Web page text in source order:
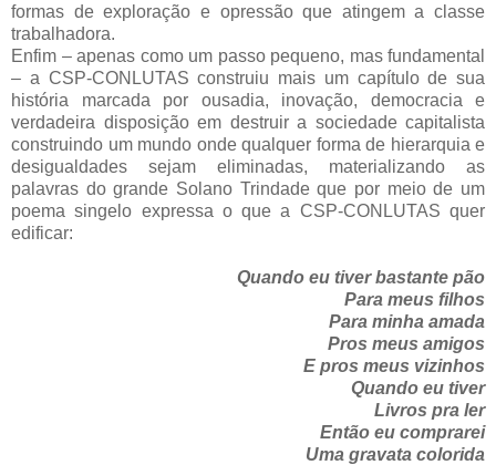
formas de exploração e opressão que atingem a classe
trabalhadora.
Enfim – apenas como um passo pequeno, mas fundamental
– a CSP-CONLUTAS construiu mais um capítulo de sua
história marcada por ousadia, inovação, democracia e
verdadeira disposição em destruir a sociedade capitalista
construindo um mundo onde qualquer forma de hierarquia e
desigualdades sejam eliminadas, materializando as
palavras do grande Solano Trindade que por meio de um
poema singelo expressa o que a CSP-CONLUTAS quer
edificar:
Quando eu tiver bastante pão
Para meus filhos
Para minha amada
Pros meus amigos
E pros meus vizinhos
Quando eu tiver
Livros pra ler
Então eu comprarei
Uma gravata colorida